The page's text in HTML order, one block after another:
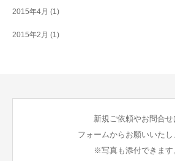
2015年4月 (1)
2015年2月 (1)
新規ご依頼やお問合せ
フォームからお願いいたし
※写真も添付できます